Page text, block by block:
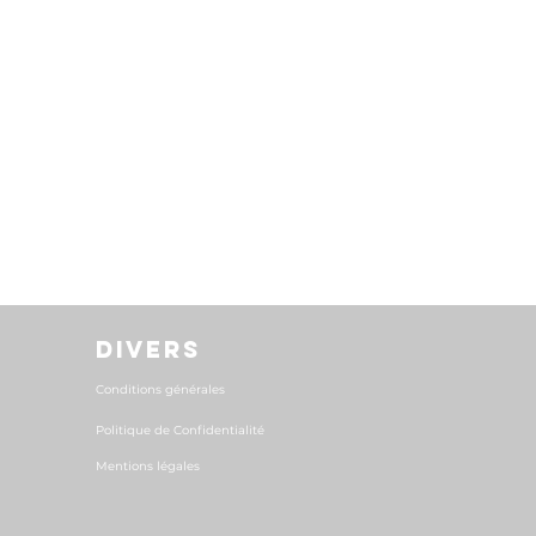
DIVERS
Conditions générales
Politique de Confidentialité
Mentions légales